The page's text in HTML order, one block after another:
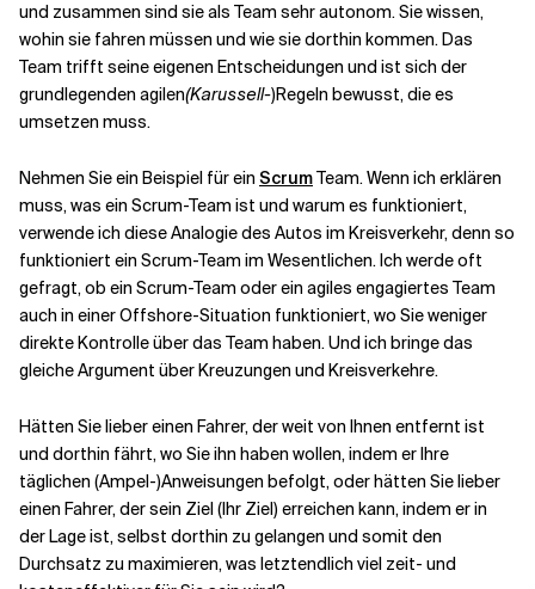
und zusammen sind sie als Team sehr autonom. Sie wissen,
wohin sie fahren müssen und wie sie dorthin kommen. Das
Team trifft seine eigenen Entscheidungen und ist sich der
grundlegenden agilen(Karussell-)Regeln bewusst, die es
umsetzen muss.
Nehmen Sie ein Beispiel für ein ScrumTeam. Wenn ich erklären
muss, was ein Scrum-Team ist und warum es funktioniert,
verwende ich diese Analogie des Autos im Kreisverkehr, denn so
funktioniert ein Scrum-Team im Wesentlichen. Ich werde oft
gefragt, ob ein Scrum-Team oder ein agiles engagiertes Team
auch in einer Offshore-Situation funktioniert, wo Sie weniger
direkte Kontrolle über das Team haben. Und ich bringe das
gleiche Argument über Kreuzungen und Kreisverkehre.
Hätten Sie lieber einen Fahrer, der weit von Ihnen entfernt ist
und dorthin fährt, wo Sie ihn haben wollen, indem er Ihre
täglichen (Ampel-)Anweisungen befolgt, oder hätten Sie lieber
einen Fahrer, der sein Ziel (Ihr Ziel) erreichen kann, indem er in
der Lage ist, selbst dorthin zu gelangen und somit den
Durchsatz zu maximieren, was letztendlich viel zeit- und